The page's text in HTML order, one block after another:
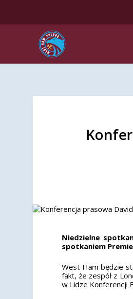
Niedzielne
spotkaniem
West Ham będzie
fakt, że zespół z
w Lidze Konferencji